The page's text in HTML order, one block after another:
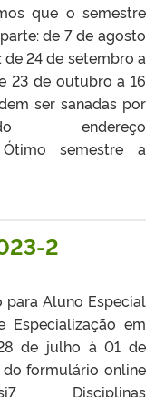
que o semestre
de 7 de agosto
24 de setembro a
23 de outubro a 16
ser sanadas por
endereço
Ótimo semestre a
2
Aluno Especial
em
de julho à 01 de
formulário online
Disciplinas